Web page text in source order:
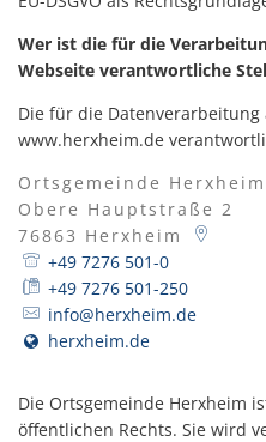
Wer ist die für die
Webseite verantwortliche
Die für die Datenverarbeitung
www.herxheim.de
Ortsgemeinde Herxheim
Obere Hauptstraße 2
76863 Herxheim
+49 7276 501-0
+49 7276 501-250
info@herxheim.de
herxheim.de
Die Ortsgemeinde Herxheim
öffentlichen Rechts. Sie wird